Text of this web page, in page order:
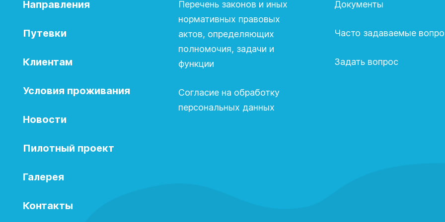
Направления
Путевки
Клиентам
Условия проживания
Новости
Пилотный проект
Галерея
Контакты
Перечень законов и иных
нормативных правовых
актов, определяющих
полномочия, задачи и
функции
Согласие на обработку
персональных данных
Документы
Часто задаваемые
Задать вопрос